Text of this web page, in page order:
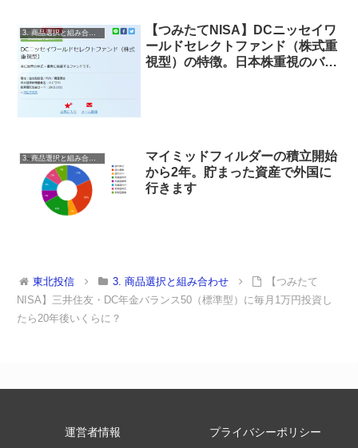
【つみたてNISA】DCニッセイワ
ールドセレクトファンド（株式重
視型）の特徴。日本株重視のバラ
3. 商品選択と組み合わせ
マイミッドフィルダーの積立開始
から2年。貯まった資産で外国に
行きます
東北投信 3. 商品選択と組み合わせ
【つみたて
NISA】三井住友・DC年金バランス50（標準型）に毎月1万円投資し
たら20年後いくらに？
運営者情報 プライバシーポリシー